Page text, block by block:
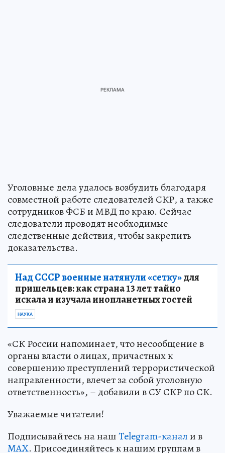
Уголовные дела удалось возбудить благодаря
совместной работе следователей СКР, а также
сотрудников ФСБ и МВД по краю. Сейчас
следователи проводят необходимые
следственные действия, чтобы закрепить
доказательства.
Над СССР военные натянули «сетку»для
пришельцев: как страна 13 лет тайно
искала и изучала инопланетных гостей
НАУКА
«СК России напоминает, что несообщение в
органы власти о лицах, причастных к
совершению преступлений террористической
направленности, влечет за собой уголовную
ответственность», – добавили в СУ СКР по СК.
Уважаемые читатели!
Подписывайтесь на нашTelegram-канали в
MAX. Присоединяйтесь к нашим группам в